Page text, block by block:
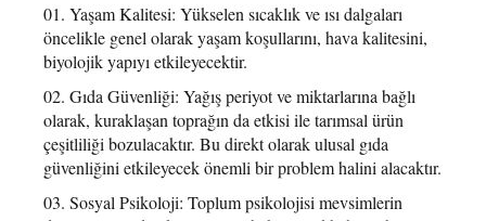
Yaşam Kalitesi: Yükselen sıcaklık ve ısı dalgaları
öncelikle genel olarak yaşam koşullarını, hava kalitesini,
biyolojik yapıyı etkileyecektir.
Gıda Güvenliği: Yağış periyot ve miktarlarına bağlı
olarak, kuraklaşan toprağın da etkisi ile tarımsal ürün
çeşitliliği bozulacaktır. Bu direkt olarak ulusal gıda
güvenliğini etkileyecek önemli bir problem halini alacaktır.
Sosyal Psikoloji: Toplum psikolojisi mevsimlerin